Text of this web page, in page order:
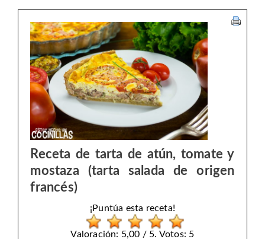
Receta de tarta de atún, tomate y
mostaza (tarta salada de origen
francés)
¡Puntúa esta receta!
Valoración: 5,00 / 5. Votos: 5